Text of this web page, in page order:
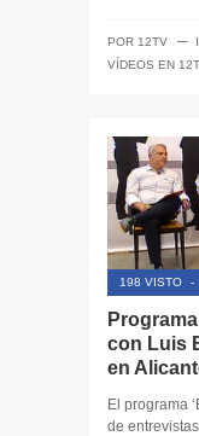
POR 12TV ─
VÍDEOS EN
198 VISTO -
con Luis
en
El programa
de